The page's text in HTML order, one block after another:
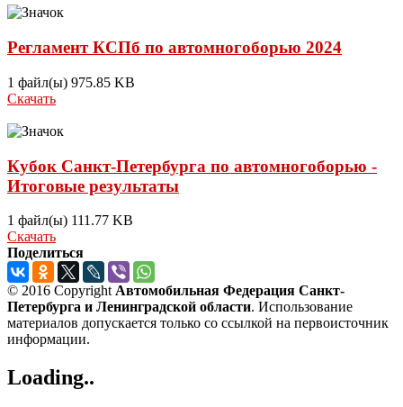
Регламент КСПб по автомногоборью 2024
1 файл(ы) 975.85 KB
Скачать
Кубок Санкт-Петербурга по автомногоборью -
Итоговые результаты
1 файл(ы) 111.77 KB
Скачать
Поделиться
© 2016 Copyright Автомобильная Федерация Санкт-
Петербурга и Ленинградской области. Использование
материалов допускается только со ссылкой на первоисточник
информации.
Loading..